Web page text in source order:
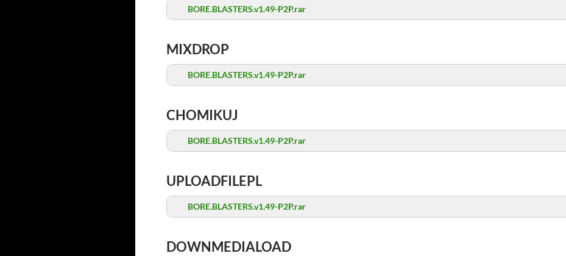
BORE.BLASTERS.v1.49-P2P.rar
MIXDROP
BORE.BLASTERS.v1.49-P2P.rar
CHOMIKUJ
BORE.BLASTERS.v1.49-P2P.rar
UPLOADFILEPL
BORE.BLASTERS.v1.49-P2P.rar
DOWNMEDIALOAD